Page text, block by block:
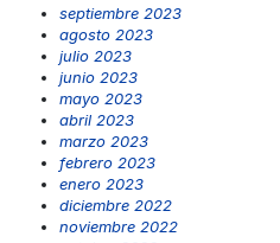
septiembre 2023
agosto 2023
julio 2023
junio 2023
mayo 2023
abril 2023
marzo 2023
febrero 2023
enero 2023
diciembre 2022
noviembre 2022